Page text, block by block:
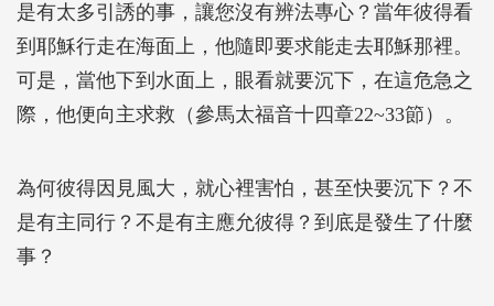
是有太多引誘的事，讓您沒有辨法專心？當年彼得看
到耶穌行走在海面上，他隨即要求能走去耶穌那裡。
可是，當他下到水面上，眼看就要沉下，在這危急之
際，他便向主求救（參馬太福音十四章22~33節）。
為何彼得因見風大，就心裡害怕，甚至快要沉下？不
是有主同行？不是有主應允彼得？到底是發生了什麼
事？